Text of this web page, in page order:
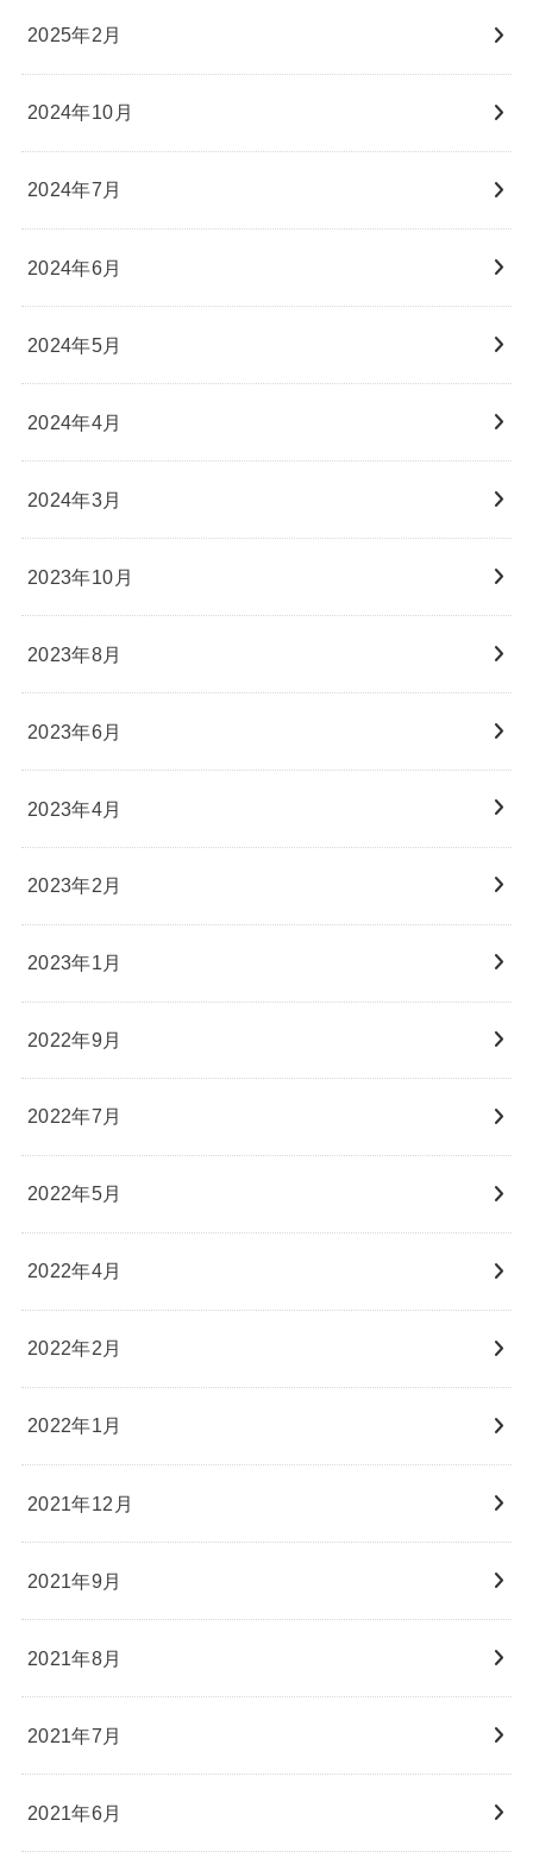
2025年2月
2024年10月
2024年7月
2024年6月
2024年5月
2024年4月
2024年3月
2023年10月
2023年8月
2023年6月
2023年4月
2023年2月
2023年1月
2022年9月
2022年7月
2022年5月
2022年4月
2022年2月
2022年1月
2021年12月
2021年9月
2021年8月
2021年7月
2021年6月